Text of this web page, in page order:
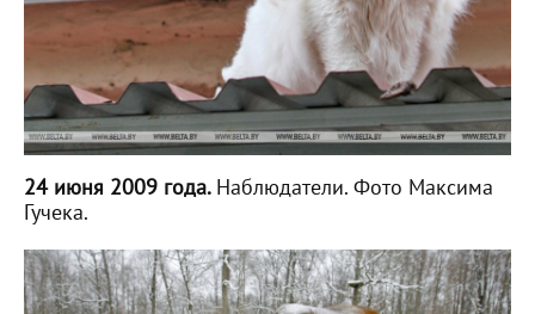
24 июня 2009 года. Наблюдатели. Фото Максима
Гучека.